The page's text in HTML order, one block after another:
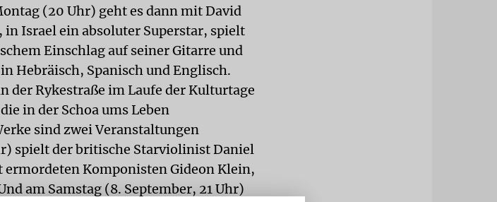
(20 Uhr) geht es dann mit David
Israel ein absoluter Superstar, spielt
Einschlag auf seiner Gitarre und
Hebräisch, Spanisch und Englisch.
der Rykestraße im Laufe der Kulturtage
in der Schoa ums Leben
sind zwei Veranstaltungen
spielt der britische Starviolinist Daniel
ermordeten Komponisten Gideon Klein,
am Samstag (8. September, 21 Uhr)